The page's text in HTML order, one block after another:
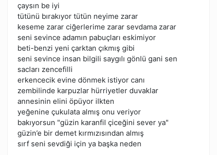
çaysın be iyi
tütünü bırakıyor tütün neyime zarar
keseme zarar ciğerlerime zarar sevdama zarar
seni sevince adamın pabuçları eskimiyor
beti-benzi yeni çarktan çıkmış gibi
seni sevince insan bilgili saygılı gönlü gani sen
sacları zencefilli
erkencecik evine dönmek istiyor canı
zembilinde karpuzlar hürriyetler duvaklar
annesinin elini öpüyor ilkten
yeğenine çukulata almış onu veriyor
bakıyorsun "güzin karanfil çiceğini sever ya"
güzin’e bir demet kırmızısından almış
sırf seni sevdiği için ya başka neden